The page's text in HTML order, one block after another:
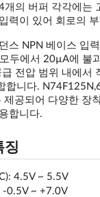
의 버퍼 각각에는
력이 있어 회로의
스 NPN 베이스 입
두에서 20µA에 불
전압 범위 내에서
합니다.
공되어 다양한 장
합니다.
징
4.5V ~ 5.5V
-0.5V ~ +7.0V